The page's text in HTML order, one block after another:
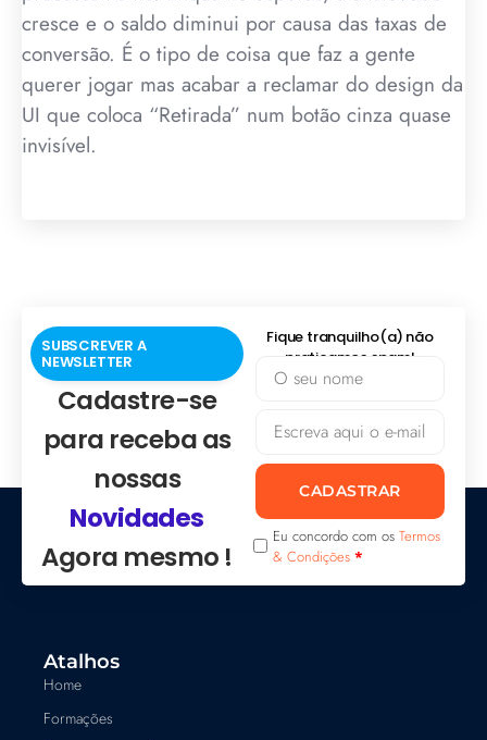
cresce e o saldo diminui por causa das taxas de
conversão. É o tipo de coisa que faz a gente
querer jogar mas acabar a reclamar do design da
UI que coloca “Retirada” num botão cinza quase
invisível.
SUBSCREVER A
NEWSLETTER
Cadastre-se
para receba as
nossas
Novidades
Agora mesmo !
Fique tranquilho(a) não
praticamos spam!
CADASTRAR
Eu concordo com os Termos
& Condições *
Atalhos
Home
Formações